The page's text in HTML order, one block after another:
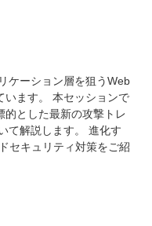
ケーション層を狙うWeb
います。 本セッションで
的とした最新の攻撃トレ
て解説します。 進化す
セキュリティ対策をご紹